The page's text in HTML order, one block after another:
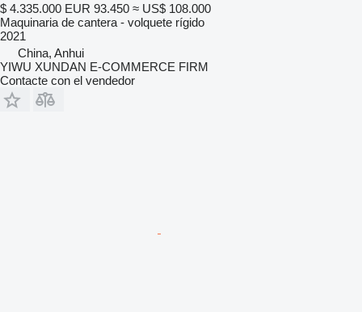
$ 4.335.000 EUR 93.450 ≈ US$ 108.000
Maquinaria de cantera - volquete rígido
2021
China, Anhui
YIWU XUNDAN E-COMMERCE FIRM
Contacte con el vendedor